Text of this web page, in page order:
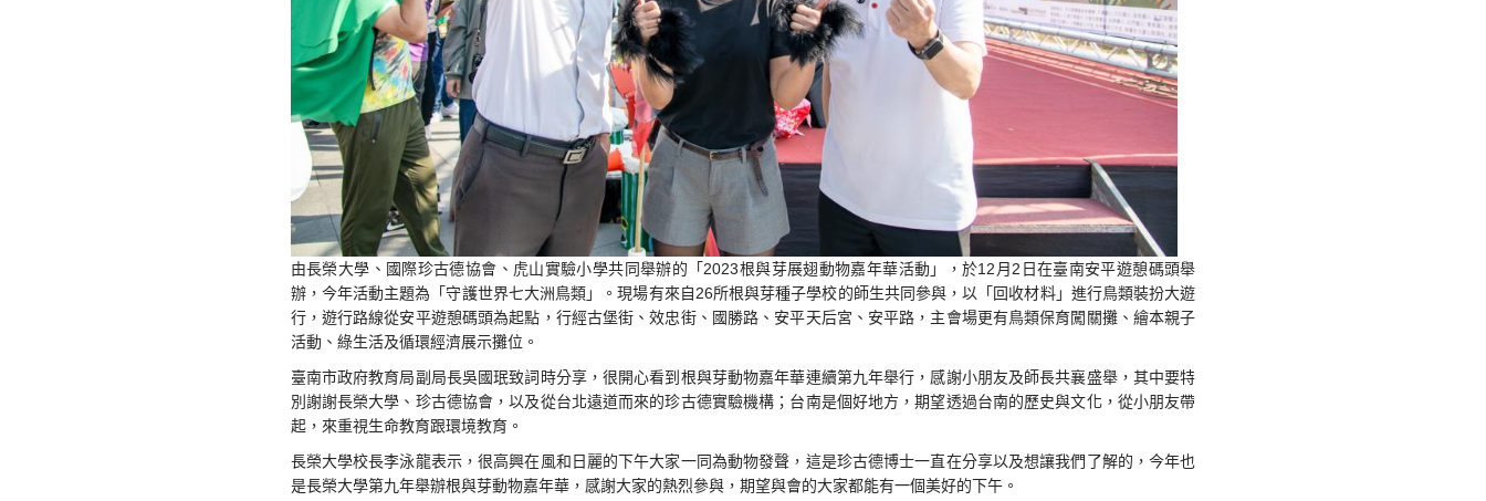
由長榮大學、國際珍古德協會、虎山實驗小學共同舉辦的「2023根與芽展翅動物嘉年華活動」，於12月2日在臺南安平遊憩碼頭舉
辦，今年活動主題為「守護世界七大洲鳥類」。現場有來自26所根與芽種子學校的師生共同參與，以「回收材料」進行鳥類裝扮大遊
行，遊行路線從安平遊憩碼頭為起點，行經古堡街、效忠街、國勝路、安平天后宮、安平路，主會場更有鳥類保育闖關攤、繪本親子
活動、綠生活及循環經濟展示攤位。
臺南市政府教育局副局長吳國珉致詞時分享，很開心看到根與芽動物嘉年華連續第九年舉行，感謝小朋友及師長共襄盛舉，其中要特
別謝謝長榮大學、珍古德協會，以及從台北遠道而來的珍古德實驗機構；台南是個好地方，期望透過台南的歷史與文化，從小朋友帶
起，來重視生命教育跟環境教育。
長榮大學校長李泳龍表示，很高興在風和日麗的下午大家一同為動物發聲，這是珍古德博士一直在分享以及想讓我們了解的，今年也
是長榮大學第九年舉辦根與芽動物嘉年華，感謝大家的熱烈參與，期望與會的大家都能有一個美好的下午。